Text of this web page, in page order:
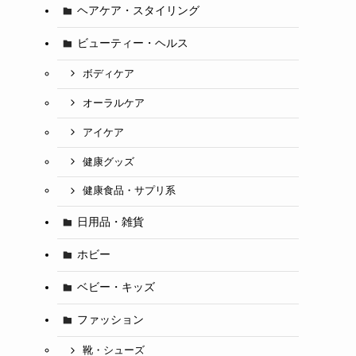
ヘアケア・スタイリング
ビューティー・ヘルス
ボディケア
オーラルケア
アイケア
健康グッズ
健康食品・サプリ系
日用品・雑貨
ホビー
ベビー・キッズ
ファッション
靴・シューズ